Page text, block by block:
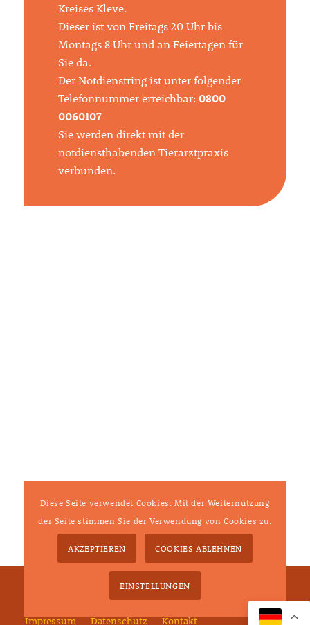
Kreises Kleve.
Dieser ist von Freitags 20 Uhr bis
Montags 8 Uhr und an Feiertagen für
Sie da.
Der Notdienstring ist unter folgender
Telefonnummer erreichbar:0800
0060107
Sie werden direkt mit der
notdiensthabenden Tierarztpraxis
verbunden.
© Copyright - Tierärztliche Gemeinschaftspraxis Dr.
Andreas Ehrlich-Hauck / Dr. Stefan Hauck GbR
Impressum
Datenschutz Kontakt
Diese Seite verwendet Cookies. Mit der Weiternutzung
der Seite stimmen Sie der Verwendung von Cookies zu.
AKZEPTIEREN COOKIES ABLEHNEN
EINSTELLUNGEN